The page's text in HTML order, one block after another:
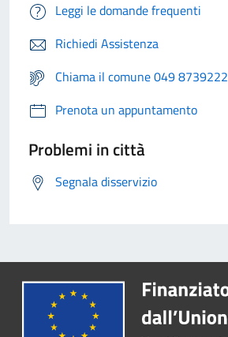
Leggi le domande frequenti
Richiedi Assistenza
Chiama il comune 049 8739222
Prenota un appuntamento
Problemi in città
Segnala disservizio